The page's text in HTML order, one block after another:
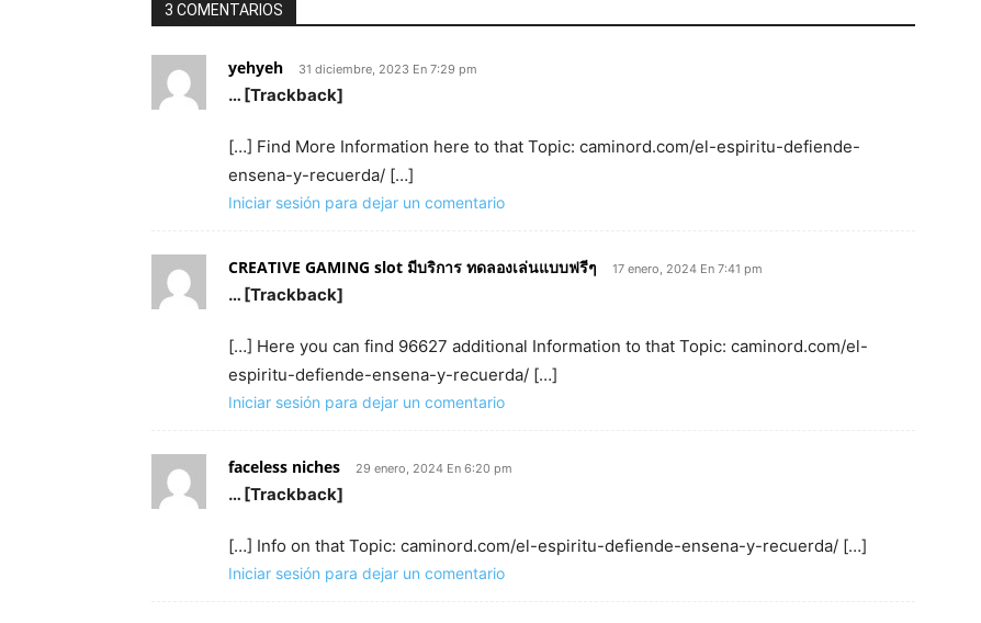
3 COMENTARIOS
yehyeh 31 diciembre, 2023 En 7:29 pm
… [Trackback]
[…] Find More Information here to that Topic: caminord.com/el-espiritu-defiende-
ensena-y-recuerda/ […]
Iniciar sesión para dejar un comentario
CREATIVE GAMING slot มีบริการ ทดลองเล่นแบบฟรีๆ 17 enero, 2024 En 7:41 pm
… [Trackback]
[…] Here you can find 96627 additional Information to that Topic: caminord.com/el-
espiritu-defiende-ensena-y-recuerda/ […]
Iniciar sesión para dejar un comentario
faceless niches 29 enero, 2024 En 6:20 pm
… [Trackback]
[…] Info on that Topic: caminord.com/el-espiritu-defiende-ensena-y-recuerda/ […]
Iniciar sesión para dejar un comentario